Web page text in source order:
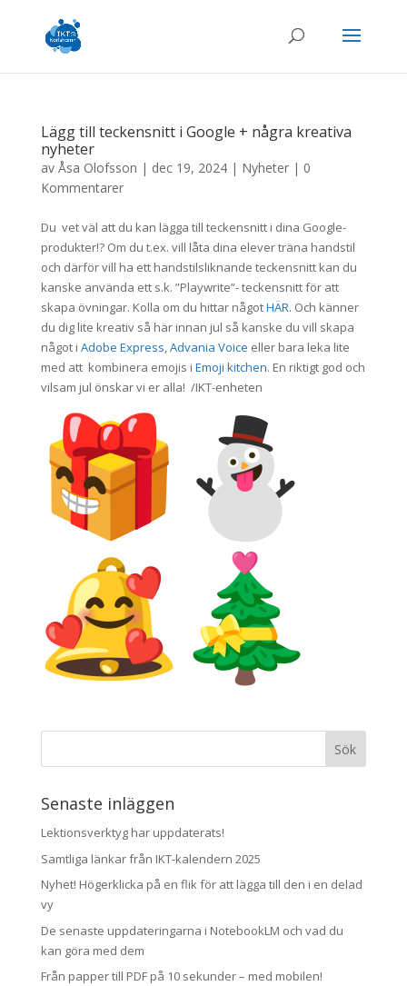
Lägg till teckensnitt i Google + några kreativa
nyheter
av Åsa Olofsson | dec 19, 2024| Nyheter| 0
Kommentarer
Du vet väl att du kan lägga till teckensnitt i dina Google-
produkter!? Om du t.ex. vill låta dina elever träna handstil
och därför vill ha ett handstilsliknande teckensnitt kan du
kanske använda ett s.k. ”Playwrite”- teckensnitt för att
skapa övningar. Kolla om du hittar någotHÄR. Och känner
du dig lite kreativ så här innan jul så kanske du vill skapa
något i Adobe Express,Advania Voice eller bara leka lite
med att kombinera emojis i Emoji kitchen. En riktigt god och
vilsam jul önskar vi er alla! /IKT-enheten
Senaste inläggen
Lektionsverktyg har uppdaterats!
Samtliga länkar från IKT-kalendern 2025
Nyhet! Högerklicka på en flik för att lägga till den i en delad
vy
De senaste uppdateringarna i NotebookLM och vad du
kan göra med dem
Från papper till PDF på 10 sekunder – med mobilen!